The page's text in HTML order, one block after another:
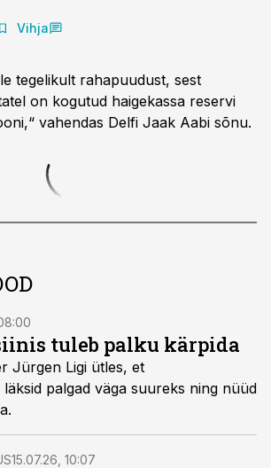
Vihja
tegelikult rahapuudust, sest
on kogutud haigekassa reservi
vahendas Delfi Jaak Aabi sõnu.
tuleb palku kärpida
Jürgen Ligi ütles, et
läksid palgad väga suureks ning nüüd
15.07.26, 10:07